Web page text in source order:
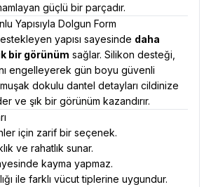
güçlü bir parçadır.
Yapısıyla Dolgun Form
yapısı sayesinde daha
bir görünüm sağlar. Silikon desteği,
engelleyerek gün boyu güvenli
dokulu dantel detayları cildinize
ve şık bir görünüm kazandırır.
için zarif bir seçenek.
ve rahatlık sunar.
kayma yapmaz.
ile farklı vücut tiplerine uygundur.